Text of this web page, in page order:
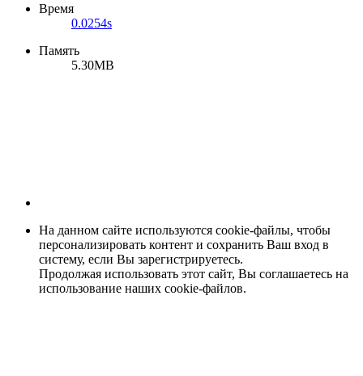
Время
0.0254s
Память
5.30MB
На данном сайте используются cookie-файлы, чтобы
персонализировать контент и сохранить Ваш вход в
систему, если Вы зарегистрируетесь.
Продолжая использовать этот сайт, Вы соглашаетесь на
использование наших cookie-файлов.